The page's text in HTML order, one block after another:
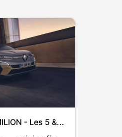
- Les 5 &...